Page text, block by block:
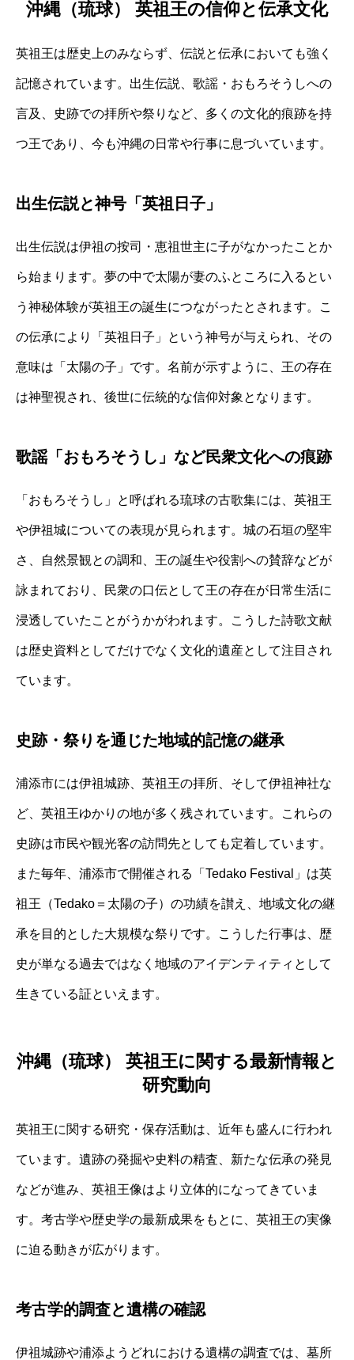
沖縄（琉球） 英祖王の信仰と伝承文化
英祖王は歴史上のみならず、伝説と伝承においても強く
記憶されています。出生伝説、歌謡・おもろそうしへの
言及、史跡での拝所や祭りなど、多くの文化的痕跡を持
つ王であり、今も沖縄の日常や行事に息づいています。
出生伝説と神号「英祖日子」
出生伝説は伊祖の按司・恵祖世主に子がなかったことか
ら始まります。夢の中で太陽が妻のふところに入るとい
う神秘体験が英祖王の誕生につながったとされます。こ
の伝承により「英祖日子」という神号が与えられ、その
意味は「太陽の子」です。名前が示すように、王の存在
は神聖視され、後世に伝統的な信仰対象となります。
歌謡「おもろそうし」など民衆文化への痕跡
「おもろそうし」と呼ばれる琉球の古歌集には、英祖王
や伊祖城についての表現が見られます。城の石垣の堅牢
さ、自然景観との調和、王の誕生や役割への賛辞などが
詠まれており、民衆の口伝として王の存在が日常生活に
浸透していたことがうかがわれます。こうした詩歌文献
は歴史資料としてだけでなく文化的遺産として注目され
ています。
史跡・祭りを通じた地域的記憶の継承
浦添市には伊祖城跡、英祖王の拝所、そして伊祖神社な
ど、英祖王ゆかりの地が多く残されています。これらの
史跡は市民や観光客の訪問先としても定着しています。
また毎年、浦添市で開催される「Tedako Festival」は英
祖王（Tedako＝太陽の子）の功績を讃え、地域文化の継
承を目的とした大規模な祭りです。こうした行事は、歴
史が単なる過去ではなく地域のアイデンティティとして
生きている証といえます。
沖縄（琉球） 英祖王に関する最新情報と
研究動向
英祖王に関する研究・保存活動は、近年も盛んに行われ
ています。遺跡の発掘や史料の精査、新たな伝承の発見
などが進み、英祖王像はより立体的になってきていま
す。考古学や歴史学の最新成果をもとに、英祖王の実像
に迫る動きが広がります。
考古学的調査と遺構の確認
伊祖城跡や浦添ようどれにおける遺構の調査では、墓所